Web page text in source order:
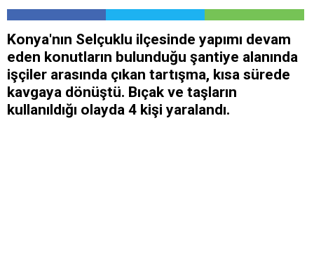
Konya'nın Selçuklu ilçesinde yapımı devam
eden konutların bulunduğu şantiye alanında
işçiler arasında çıkan tartışma, kısa sürede
kavgaya dönüştü. Bıçak ve taşların
kullanıldığı olayda 4 kişi yaralandı.